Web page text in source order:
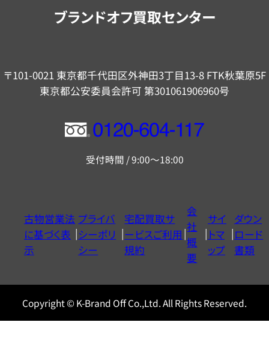
ブランドオフ買取センター
〒101-0021 東京都千代田区外神田3丁目13-8 FTK秋葉原5F
東京都公安委員会許可 第301061906960号
フ
ー
ヤ
ル
0120604117
受付時間 / 9:00～18:00
古物営業法
に基づく表
示
プライバ
シーポリ
シー
宅配買取サ
ービスご利用
規約
会
社
概
要
サイ
トマ
ップ
ダウン
ロード
書類
Copyright © K-Brand Off Co.,Ltd. All Rights Reserved.